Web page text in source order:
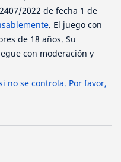
2022 de fecha 1 de
. El juego con
de 18 años. Su
con moderación y
no se controla. Por favor,